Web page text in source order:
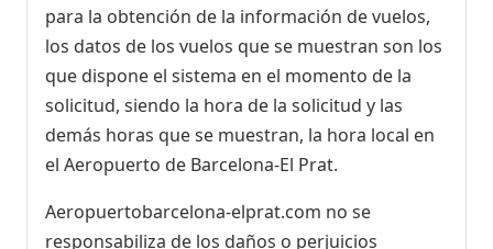
para la obtención de la información de vuelos,
los datos de los vuelos que se muestran son los
que dispone el sistema en el momento de la
solicitud, siendo la hora de la solicitud y las
demás horas que se muestran, la hora local en
el Aeropuerto de Barcelona-El Prat.
Aeropuertobarcelona-elprat.com no se
responsabiliza de los daños o perjuicios